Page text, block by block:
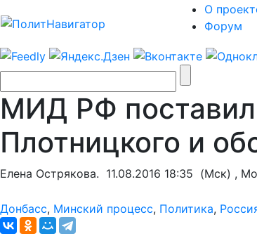
О
Форум
МИД РФ поставил
Плотницкого и
Елена Острякова. 11.08.2016 18:35 (Мск) ,
Донбасс, Минский процесс, Политика,